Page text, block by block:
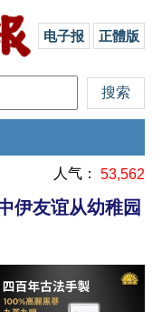
电子报 正體版
人气： 53,562
伊友谊从幼稚园